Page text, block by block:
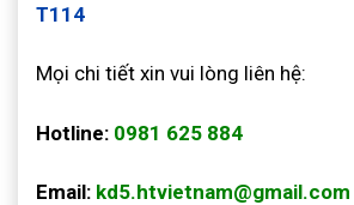
T114
Mọi chi tiết xin vui lòng liên hệ:
Hotline: 0981 625 884
Email: kd5.htvietnam@gmail.com